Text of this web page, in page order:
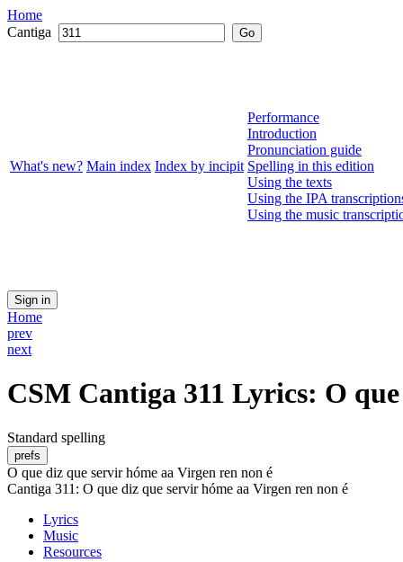
Home
Cantiga
Go
What's new? Main index Index by incipit
Performance
Introduction
Pronunciation guide
Spelling in this edition
Using the texts
Using the IPA
Using the music
Sign in
Home
prev
next
CSM Cantiga 311 Lyrics: O
Standard spelling
prefs
O que diz que servir hóme aa Virgen ren non é
Cantiga 311: O que diz que servir hóme aa Virgen ren non é
Lyrics
Music
Resources